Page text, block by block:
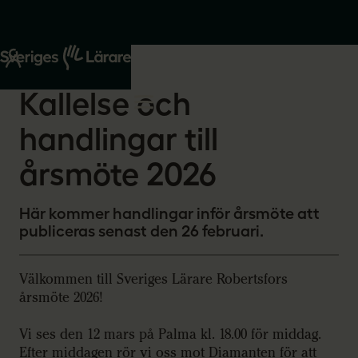
Start
Om oss
2026-02-18
Kallelse och
handlingar till
årsmöte 2026
Här kommer handlingar inför årsmöte att
publiceras senast den 26 februari.
Välkommen till Sveriges Lärare Robertsfors
årsmöte 2026!
Vi ses den 12 mars på Palma kl. 18.00 för middag.
Efter middagen rör vi oss mot Diamanten för att